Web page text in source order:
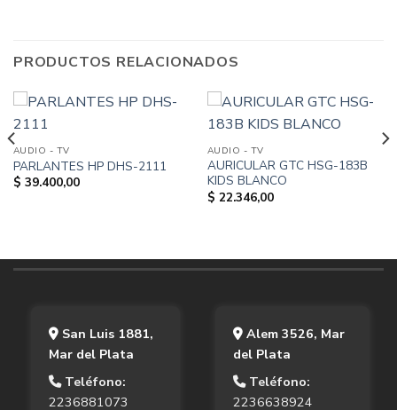
PRODUCTOS RELACIONADOS
AUDIO - TV
PARLANTES HP DHS-2111
$ 39.400,00
AUDIO - TV
AURICULAR GTC HSG-183B
KIDS BLANCO
$ 22.346,00
San Luis 1881,
Mar del Plata
Teléfono:
2236881073
Alem 3526, Mar
del Plata
Teléfono:
2236638924